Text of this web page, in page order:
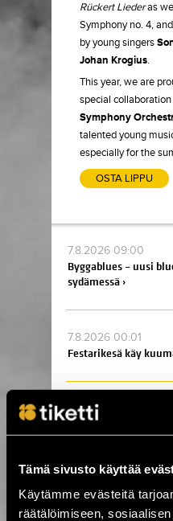
Tämä sivusto käyttää
Käytämme evästeitä
räätälöimiseen,
Rückert Liederas
Symphony no. 4,
by young singers
Johan Krogius.
This year, we are
special
Symphony
talented young
especially for the
OSTA LIPPU
7.8.2026 09:00
Byggablues – uusi
sydämessä ›
7.8.2026 00:01
Festarikesä käy
5.8.2026 19:33
Tabula Rasa palaa
vuoden jälkeen ›
4.8.2026 07:00
Kesä huipentuu